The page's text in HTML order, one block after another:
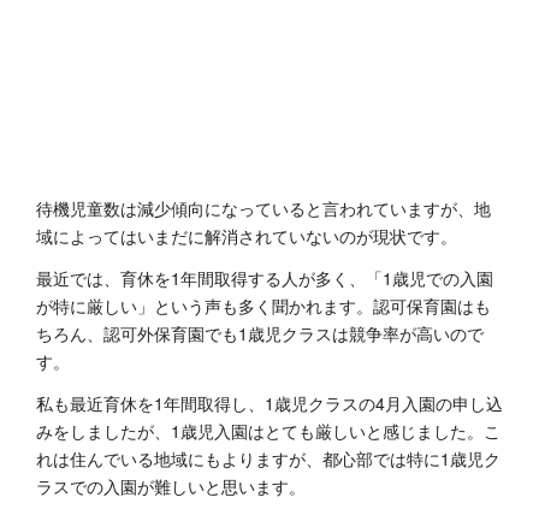
待機児童数は減少傾向になっていると言われていますが、地
域によってはいまだに解消されていないのが現状です。
最近では、育休を1年間取得する人が多く、「1歳児での入園
が特に厳しい」という声も多く聞かれます。認可保育園はも
ちろん、認可外保育園でも1歳児クラスは競争率が高いので
す。
私も最近育休を1年間取得し、1歳児クラスの4月入園の申し込
みをしましたが、1歳児入園はとても厳しいと感じました。こ
れは住んでいる地域にもよりますが、都心部では特に1歳児ク
ラスでの入園が難しいと思います。